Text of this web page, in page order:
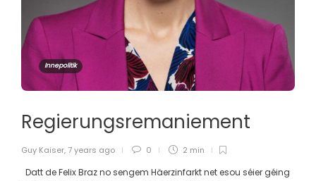
Innepolitik
Regierungsremaniement
Guy Kaiser, 7 years ago 0 2 min
Datt de Felix Braz no sengem Häerzinfarkt net esou séier géing